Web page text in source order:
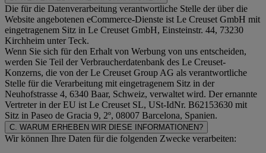
Die für die Datenverarbeitung verantwortliche Stelle der über die
Website angebotenen eCommerce-Dienste ist Le Creuset GmbH mit
eingetragenem Sitz in Le Creuset GmbH, Einsteinstr. 44, 73230
Kirchheim unter Teck.
Wenn Sie sich für den Erhalt von Werbung von uns entscheiden,
werden Sie Teil der Verbraucherdatenbank des Le Creuset-
Konzerns, die von der Le Creuset Group AG als verantwortliche
Stelle für die Verarbeitung mit eingetragenem Sitz in der
Neuhofstrasse 4, 6340 Baar, Schweiz, verwaltet wird. Der ernannte
Vertreter in der EU ist Le Creuset SL, USt-IdNr. B62153630 mit
Sitz in Paseo de Gracia 9, 2º, 08007 Barcelona, Spanien.
C. WARUM ERHEBEN WIR DIESE INFORMATIONEN?
Wir können Ihre Daten für die folgenden Zwecke verarbeiten: